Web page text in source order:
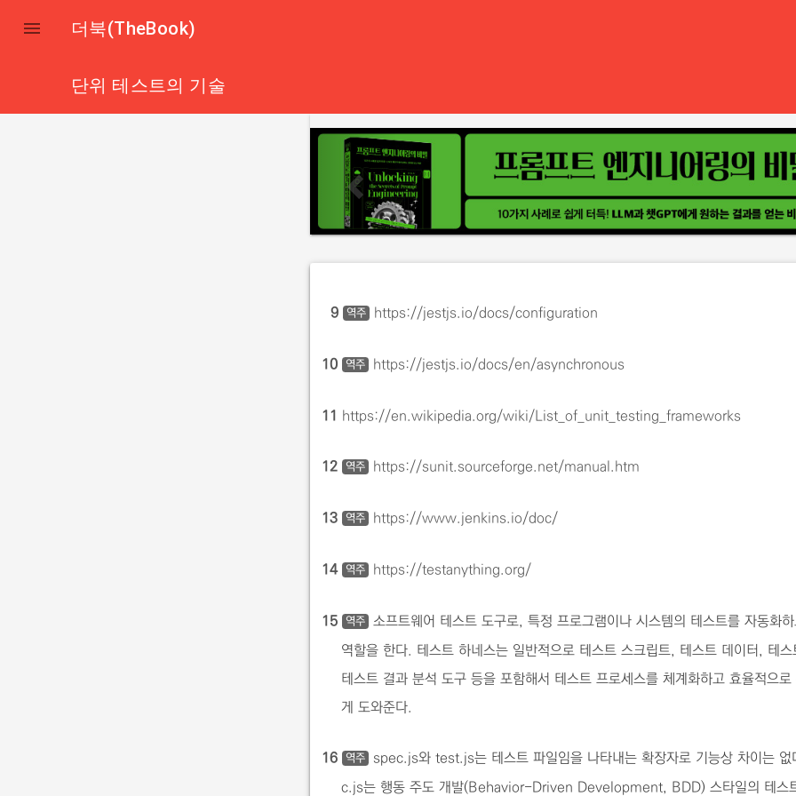
 더북(TheBook)
단위 테스트의 기술
p
r
e
i
o
s
9 역주 https://jestjs.io/docs/configuration
10 역주 https://jestjs.io/docs/en/asynchronous
11 https://en.wikipedia.org/wiki/List_of_unit_testing_frameworks
12 역주 https://sunit.sourceforge.net/manual.htm
13 역주 https://www.jenkins.io/doc/
14 역주 https://testanything.org/
15 역주 소프트웨어 테스트 도구로, 특정 프로그램이나 시스템의 테스트를 자동화
역할을 한다. 테스트 하네스는 일반적으로 테스트 스크립트, 테스트 데이터, 테스
테스트 결과 분석 도구 등을 포함해서 테스트 프로세스를 체계화하고 효율적으
게 도와준다.
16 역주 spec.js와 test.js는 테스트 파일임을 나타내는 확장자로 기능상 차이는
c.js는 행동 주도 개발(Behavior-Driven Development, BDD) 스타일의 테스